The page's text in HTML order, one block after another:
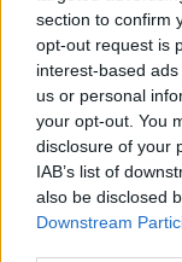
section to confirm
opt-out request is
interest-based
us or personal
your opt-out. You
disclosure of your
IAB’s list of
also be disclosed
Downstream
Καθαρές
Η Ελλάδα
Ανήκει σε
διαχρονικά
από αυτούς
που μας